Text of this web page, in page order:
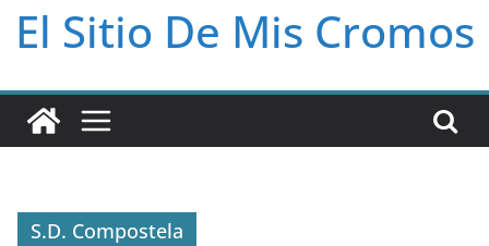
El Sitio De Mis Cromos
S.D. Compostela